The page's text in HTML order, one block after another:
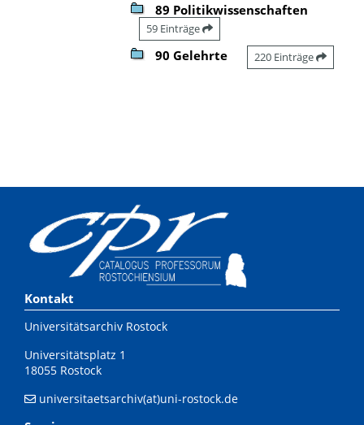
89 Politikwissenschaften
59 Einträge
90 Gelehrte 220 Einträge
Kontakt
Universitätsarchiv Rostock
Universitätsplatz 1
18055 Rostock
universitaetsarchiv(at)uni-rostock.de